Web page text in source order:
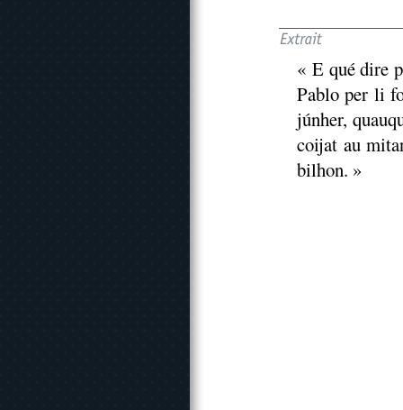
« E qué dire
Pablo per li
júnher,
coijat au
bilhon. »